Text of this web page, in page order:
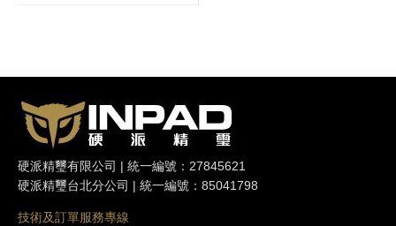
硬派精璽有限公司 | 統一編號：27845621
硬派精璽台北分公司 | 統一編號：85041798
技術及訂單服務專線